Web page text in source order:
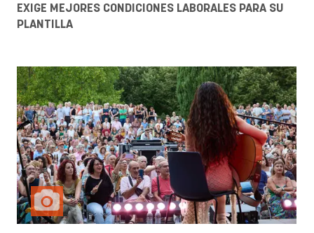
EXIGE MEJORES CONDICIONES LABORALES PARA SU
PLANTILLA